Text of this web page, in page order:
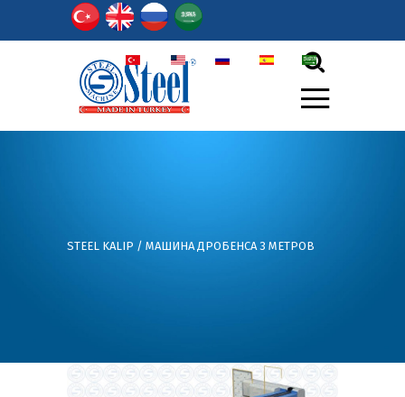
TR EN
STEEL KALIP / МАШИНА ДРОБЕНСА 3 МЕТРОВ